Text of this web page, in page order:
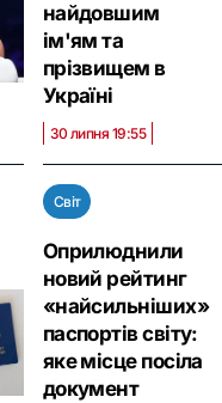
найдовшим
ім'ям та
прізвищем в
Україні
30 липня 19:55
Світ
Оприлюднили
новий рейтинг
«найсильніших»
паспортів світу:
яке місце посіла
документ